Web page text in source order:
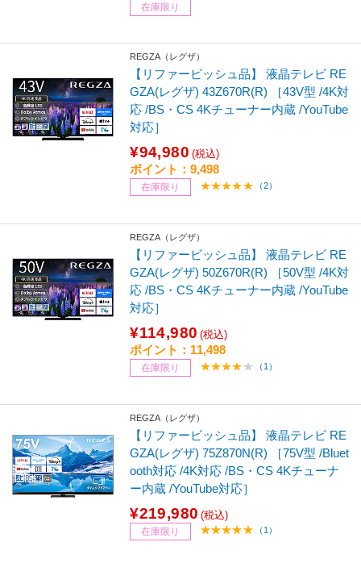
在庫限り
REGZA（レグザ）
【リファービッシュ品】 液晶テレビ RE
GZA(レグザ) 43Z670R(R) ［43V型 /4K対
応 /BS・CS 4Kチューナー内蔵 /YouTube
対応］
¥94,980 (税込)
ポイント：9,498
在庫限り （2）
REGZA（レグザ）
【リファービッシュ品】 液晶テレビ RE
GZA(レグザ) 50Z670R(R) ［50V型 /4K対
応 /BS・CS 4Kチューナー内蔵 /YouTube
対応］
¥114,980 (税込)
ポイント：11,498
在庫限り （1）
REGZA（レグザ）
【リファービッシュ品】 液晶テレビ RE
GZA(レグザ) 75Z870N(R) ［75V型 /Bluet
ooth対応 /4K対応 /BS・CS 4Kチューナ
ー内蔵 /YouTube対応］
¥219,980 (税込)
在庫限り （1）